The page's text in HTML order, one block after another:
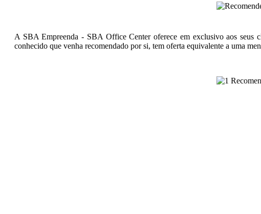
A SBA Empreenda - SBA Office Center oferece em exclusivo aos seus
conhecido que venha recomendado por si, tem oferta equivalente a uma